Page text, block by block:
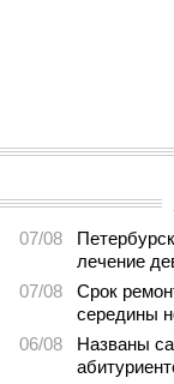
07/08
лечение
07/08
Срок
середины
06/08
Названы